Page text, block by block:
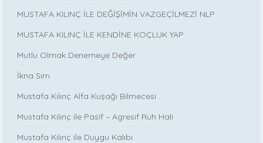
MUSTAFA KILINÇ İLE DEĞİŞİMİN VAZGEÇİLMEZİ NLP
MUSTAFA KILINÇ İLE KENDİNE KOÇLUK YAP
Mutlu Olmak Denemeye Değer
İkna Sırrı
Mustafa Kılınç Alfa Kuşağı Bilmecesi
Mustafa Kılınç ile Pasif – Agresif Ruh Hali
Mustafa Kılınç ile Duygu Kalıbı